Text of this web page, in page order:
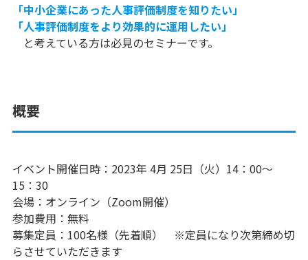
「中小企業にあった人事評価制度を知りたい」
「人事評価制度をより効果的に運用したい」
と考えている方は必見のセミナーです。
概要
イベント開催日時：2023年 4月 25日（火）14：00～
15：30
会場：オンライン（Zoom開催）
参加費用：無料
募集定員：100名様（先着順） ※定員になり次第締め切
らさせていただきます